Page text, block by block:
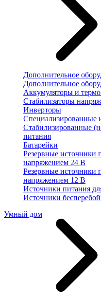
Дополнительное
Дополнительное
Аккумуляторы и
Стабилизаторы
Инверторы
Специализированные
Стабилизированные
питания
Батарейки
Резервные источники
напряжением 24 В
Резервные источники
напряжением 12 В
Источники питания
Источники
Умный дом